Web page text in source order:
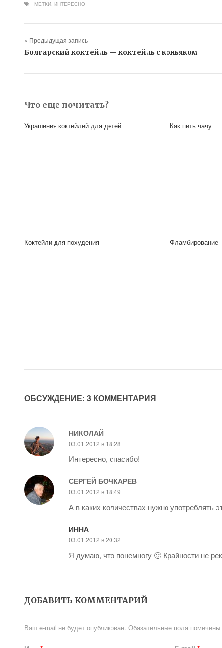
МЕТКИ: ИНТЕРЕСНО
« Предыдущая запись
Болгарский коктейль — коктейль с коньяком
Что еще почитать?
Украшения коктейлей для детей Как пить чачу
Коктейли для похудения Фламбирование
ОБСУЖДЕНИЕ: 3 КОММЕНТАРИЯ
НИКОЛАЙ
03.01.2012 в 18:28
Интересно, спасибо!
СЕРГЕЙ БОЧКАРЕВ
03.01.2012 в 18:49
А в каких количествах нужно употреблять
ИННА
03.01.2012 в 20:32
Я думаю, что понемногу 🙂 Крайности не
ДОБАВИТЬ КОММЕНТАРИЙ
Ваш e-mail не будет опубликован. Обязательные поля помечены